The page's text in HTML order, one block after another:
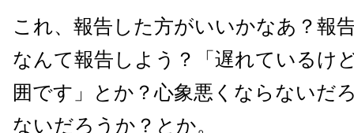
これ、報告した方がいいかなあ？報
なんて報告しよう？「遅れているけ
囲です」とか？心象悪くならないだ
ないだろうか？とか。